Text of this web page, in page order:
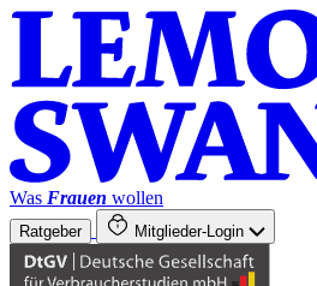
Was Frauen wollen
Ratgeber Mitglieder-Login